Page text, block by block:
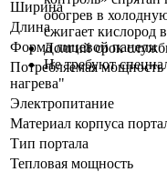
обогрев в
сжигает кислород
Долгий срок
Не требуют
Ширина
Длина
Форма лицевой панели
Потребляемая
нагрева"
Электропитание
Материал корпуса
Тип портала
Тепловая мощность